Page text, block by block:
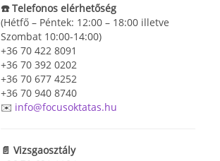
☎️ Telefonos elérhetőség
(Hétfő – Péntek: 12:00 – 18:00 illetve
Szombat 10:00-14:00)
+36 70 422 8091
+36 70 392 0202
+36 70 677 4252
+36 70 940 8740
✉️ info@focusoktatas.hu
📄 Vizsgaosztály